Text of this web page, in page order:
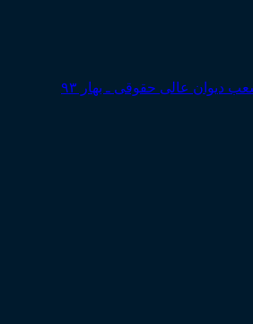
دیوان عالی حقوقی ـ بهار ۹۳